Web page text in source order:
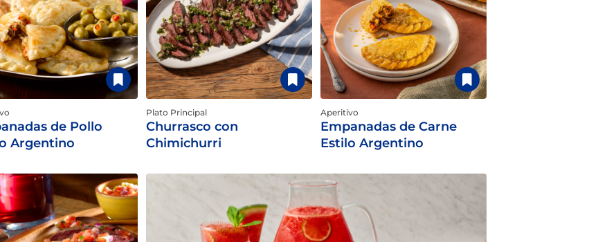
de Pollo
Argentino
Plato Principal
Churrasco con
Chimichurri
Aperitivo
Empanadas de Carne
Estilo Argentino